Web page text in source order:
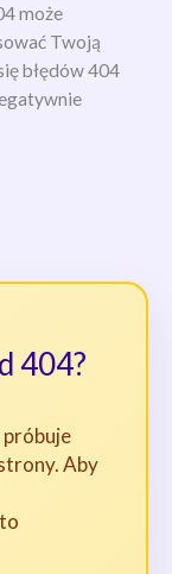
może
Twoją
błędów 404
404?
próbuje
Aby